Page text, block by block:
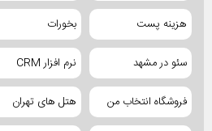
هزینه پست بخورات
سئو در مشهد نرم افزار CRM
فروشگاه انتخاب من هتل های تهران